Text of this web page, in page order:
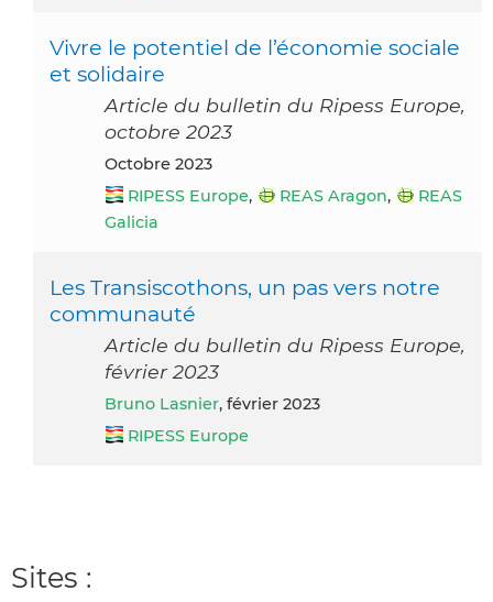
Vivre le potentiel de l’économie sociale
et solidaire
Article du bulletin du Ripess Europe,
octobre 2023
octobre 2023
RIPESS Europe, REAS Aragon,
REAS
Galicia
Les Transiscothons, un pas vers notre
communauté
Article du bulletin du Ripess Europe,
février 2023
Bruno Lasnier, février 2023
RIPESS Europe
Sites :